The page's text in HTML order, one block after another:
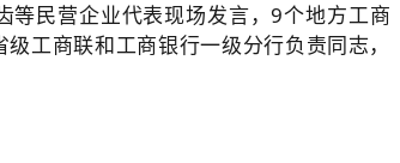
等民营企业代表现场发言，9个地方工商
工商联和工商银行一级分行负责同志，